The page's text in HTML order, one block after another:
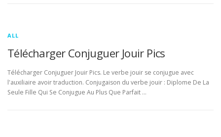
ALL
Télécharger Conjuguer Jouir Pics
Télécharger Conjuguer Jouir Pics. Le verbe jouir se conjugue avec
l'auxiliaire avoir traduction. Conjugaison du verbe jouir : Diplome De La
Seule Fille Qui Se Conjugue Au Plus Que Parfait …